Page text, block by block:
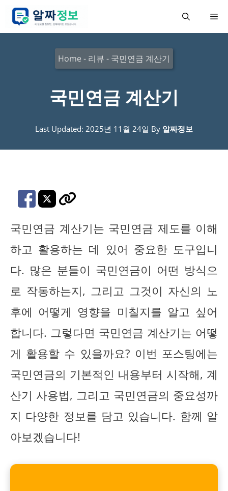
메
Home - 리뷰 - 국민연금 계산기
국민연금 계산기
Last Updated: 2025년 11월 24일 By 알짜정보
국민연금 계산기는 국민연금 제도를 이해
하고 활용하는 데 있어 중요한 도구입니
다. 많은 분들이 국민연금이 어떤 방식으
로 작동하는지, 그리고 그것이 자신의 노
후에 어떻게 영향을 미칠지를 알고 싶어
합니다. 그렇다면 국민연금 계산기는 어떻
게 활용할 수 있을까요? 이번 포스팅에는
국민연금의 기본적인 내용부터 시작해, 계
산기 사용법, 그리고 국민연금의 중요성까
지 다양한 정보를 담고 있습니다. 함께 알
아보겠습니다!